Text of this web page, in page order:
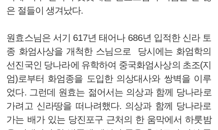
은 절들이 생겨났다.
원효스님은 서기 617년 태어나 686년 입적한 신라 토
종 화엄사상을 개척한 스님으로 당시에는 화엄학의
선진국인 당나라에 유학하여 중국화엄사상의 초조(지
엄)로부터 화엄종을 도입한 의상대사와 쌍벽을 이루
었다. 그런데 원효는 젊어서는 의상과 함께 당나라로
가려고 신라땅을 떠나려했다. 의상과 함께 당나라로
가는 배가 있는 당진포구 근처의 한 움막에서 하룻밤